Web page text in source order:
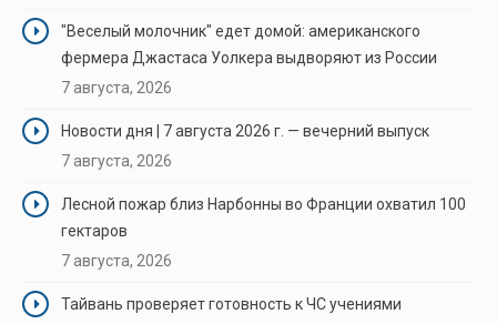
"Веселый молочник" едет домой: американского
фермера Джастаса Уолкера выдворяют из России
7 августа, 2026
Новости дня | 7 августа 2026 г. — вечерний выпуск
7 августа, 2026
Лесной пожар близ Нарбонны во Франции охватил 100
гектаров
7 августа, 2026
Тайвань проверяет готовность к ЧС учениями